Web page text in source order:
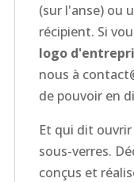
(sur l'anse) ou
récipient. Si
logo
nous à
de pouvoir en
Et qui dit
sous-verres.
conçus et